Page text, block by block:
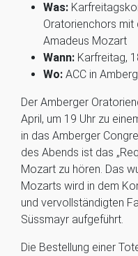
Was:
Oratorienchors mit
Amadeus Mozart
Wann: Karfreitag,
Wo: ACC in Amberg
Der Amberger
April, um 19 Uhr zu
in das Amberger
des Abends ist das
Mozart zu hören. Das
Mozarts wird in dem
und vervollständigten
Süssmayr aufgeführt.
Die Bestellung einer